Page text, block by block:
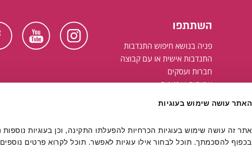
האתר עושה שימוש בעוגיות
בכפוף להסכמתך. תוכל לבחור אילו עוגיות לאפשר. תוכל לקרוא פרטים נוספים
השתתפו
פניה בנושא חיפוש התנדבות
התנדבות אישית או עם קבוצה
חברות ועסקים
עמותות וארגונים